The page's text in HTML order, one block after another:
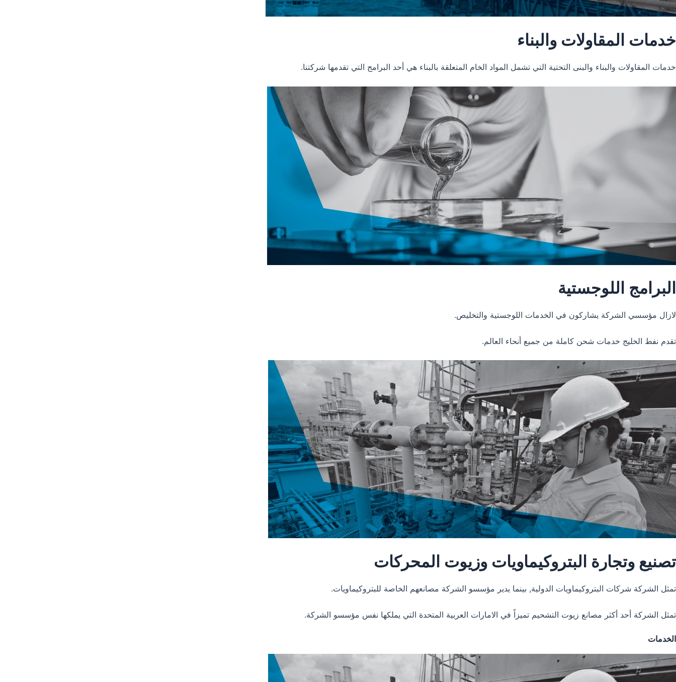
خدمات المقاولات والبناء
خدمات المقاولات والبناء والبنى التحتية التي تشمل المواد الخام المتعلقة بالبناء هي أحد البرامج التي تقدمها شركتنا.
البرامج اللوجستية
لازال مؤسسي الشركة يشاركون في الخدمات اللوجستية والتخليص.
تقدم نفط الخليج خدمات شحن كاملة من جميع أنحاء العالم.
تصنيع وتجارة البتروكيماويات وزيوت المحركات
تمثل الشركة شركات البتروكيماويات الدولية, بينما يدير مؤسسو الشركة مصانعهم الخاصة للبتروكيماويات.
تمثل الشركة أحد أكثر مصانع زيوت التشحيم تميزاً في الامارات العربية المتحدة التي يملكها نفس مؤسسو الشركة.
الخدمات